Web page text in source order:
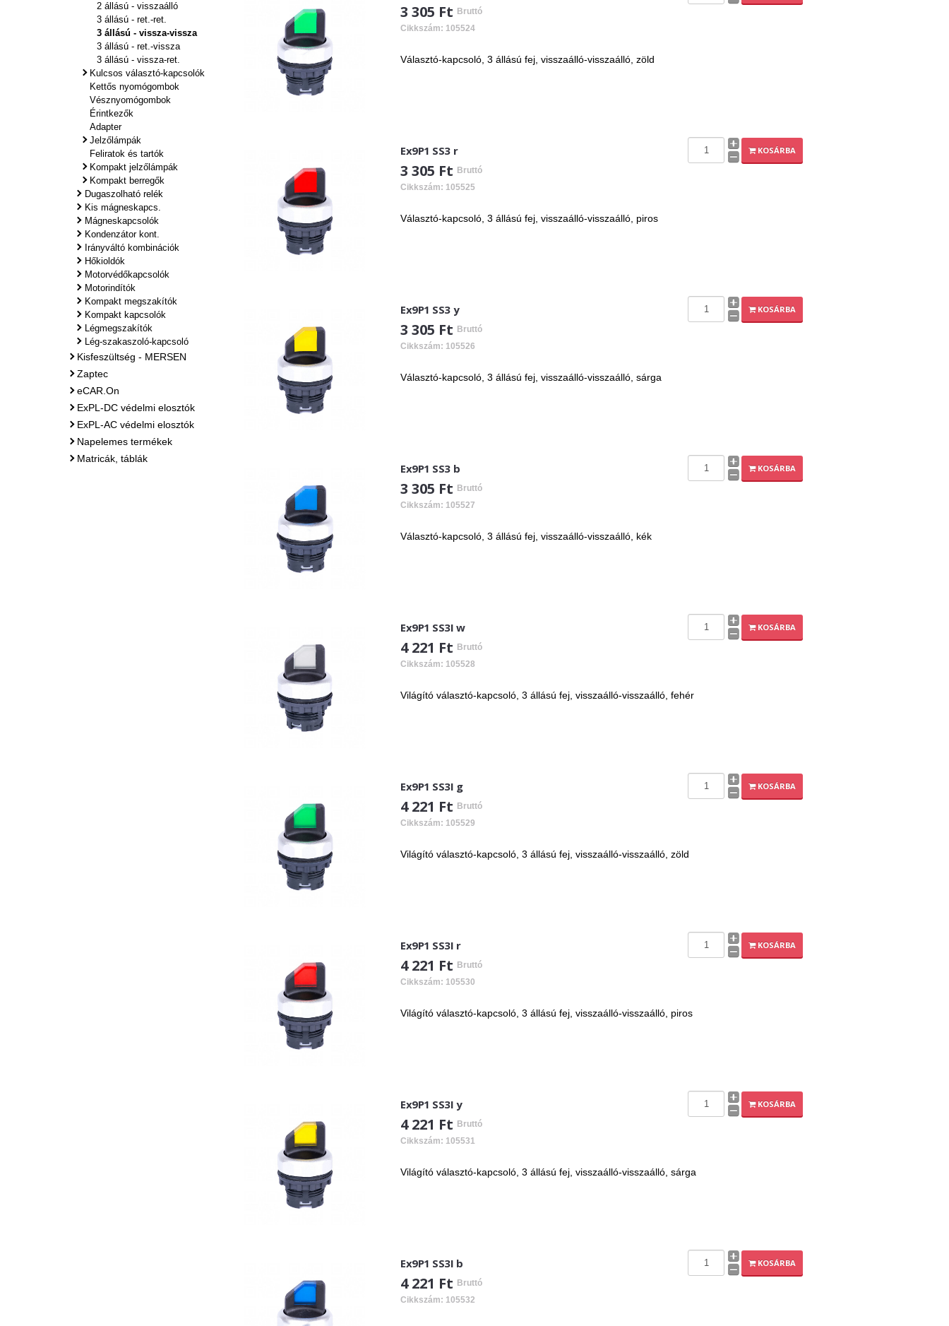
2 állású - visszaálló
3 állású - ret.-ret.
3 állású - vissza-vissza
3 állású - ret.-vissza
3 állású - vissza-ret.
Kulcsos választó-kapcsolók
Kettős nyomógombok
Vésznyomógombok
Érintkezők
Adapter
Jelzőlámpák
Feliratok és tartók
Kompakt jelzőlámpák
Kompakt berregők
Dugaszolható relék
Kis mágneskapcs.
Mágneskapcsolók
Kondenzátor kont.
Irányváltó kombinációk
Hőkioldók
Motorvédőkapcsolók
Motorindítók
Kompakt megszakítók
Kompakt kapcsolók
Légmegszakítók
Lég-szakaszoló-kapcsoló
Kisfeszültség - MERSEN
Zaptec
eCAR.On
ExPL-DC védelmi elosztók
ExPL-AC védelmi elosztók
Napelemes termékek
Matricák, táblák
3 305 Ft Bruttó
Cikkszám: 105524
Választó-kapcsoló, 3 állású fej, visszaálló-visszaálló, zöld
Ex9P1 SS3 r
3 305 Ft Bruttó
Cikkszám: 105525
KOSÁRBA
Választó-kapcsoló, 3 állású fej, visszaálló-visszaálló, piros
Ex9P1 SS3 y
3 305 Ft Bruttó
Cikkszám: 105526
KOSÁRBA
Választó-kapcsoló, 3 állású fej, visszaálló-visszaálló, sárga
Ex9P1 SS3 b
3 305 Ft Bruttó
Cikkszám: 105527
KOSÁRBA
Választó-kapcsoló, 3 állású fej, visszaálló-visszaálló, kék
Ex9P1 SS3I w
4 221 Ft Bruttó
Cikkszám: 105528
KOSÁRBA
Világító választó-kapcsoló, 3 állású fej, visszaálló-visszaálló, fehér
Ex9P1 SS3I g
4 221 Ft Bruttó
Cikkszám: 105529
KOSÁRBA
Világító választó-kapcsoló, 3 állású fej, visszaálló-visszaálló, zöld
Ex9P1 SS3I r
4 221 Ft Bruttó
Cikkszám: 105530
KOSÁRBA
Világító választó-kapcsoló, 3 állású fej, visszaálló-visszaálló, piros
Ex9P1 SS3I y
4 221 Ft Bruttó
Cikkszám: 105531
KOSÁRBA
Világító választó-kapcsoló, 3 állású fej, visszaálló-visszaálló, sárga
Ex9P1 SS3I b
4 221 Ft Bruttó
Cikkszám: 105532
KOSÁRBA